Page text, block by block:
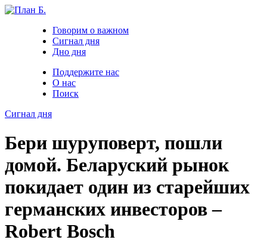
Говорим о важном
Сигнал дня
Дно дня
Поддержите нас
О нас
Поиск
Сигнал дня
Бери шуруповерт, пошли
домой. Беларуский рынок
покидает один из старейших
германских инвесторов –
Robert Bosсh